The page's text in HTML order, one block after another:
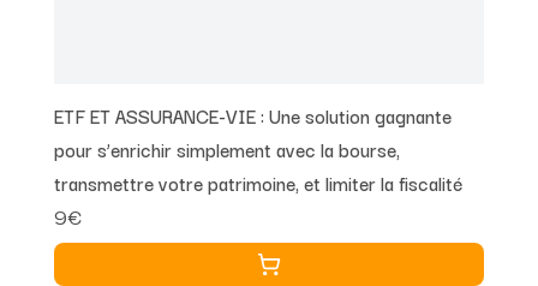
ETF ET ASSURANCE-VIE : Une solution gagnante
pour s’enrichir simplement avec la bourse,
transmettre votre patrimoine, et limiter la fiscalité
9€